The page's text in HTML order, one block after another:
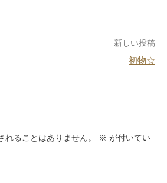
新しい投稿
初物☆
れることはありません。 ※ が付いてい